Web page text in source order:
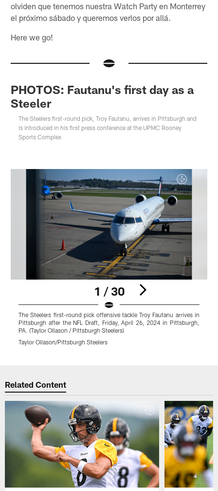
olviden que tenemos nuestra Watch Party en Monterrey
el próximo sábado y queremos verlos por allá.
Here we go!
PHOTOS: Fautanu's first day as a
Steeler
The Steelers first-round pick, Troy Fautanu, arrives in Pittsburgh and
is introduced in his first press conference at the UPMC Rooney
Sports Complex
1 / 30
The Steelers first-round pick offensive tackle Troy Fautanu arrives in
Pittsburgh after the NFL Draft, Friday, April 26, 2024 in Pittsburgh,
PA. (Taylor Ollason / Pittsburgh Steelers)
Taylor Ollason/Pittsburgh Steelers
Related Content